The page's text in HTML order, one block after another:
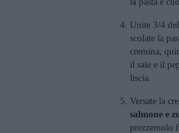
Unite 3/4
scolate la
cremina,
il sale e il
liscia.
Versate la
salmone e
prezzemolo